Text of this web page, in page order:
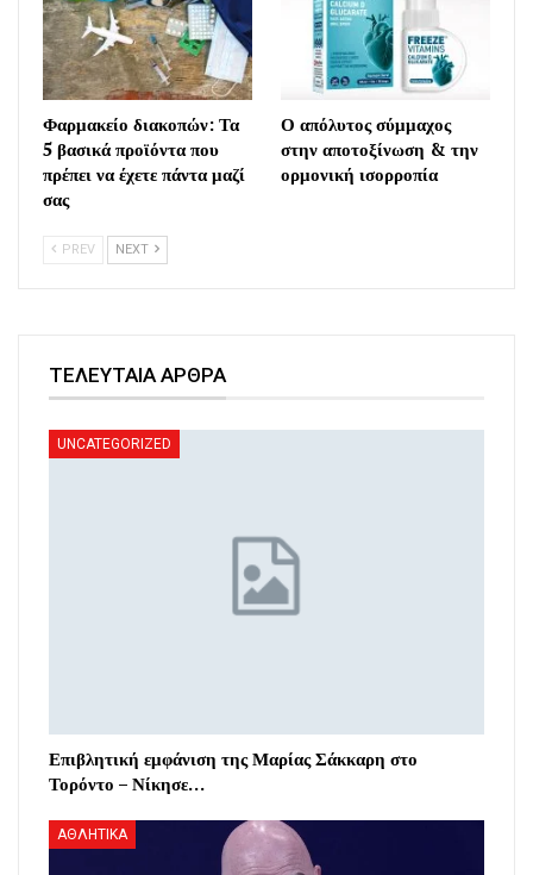
Φαρμακείο διακοπών: Τα
5 βασικά προϊόντα που
πρέπει να έχετε πάντα μαζί
σας
Ο απόλυτος σύμμαχος
στην αποτοξίνωση & την
ορμονική ισορροπία
PREV NEXT
ΤΕΛΕΥΤΑΙΑ ΑΡΘΡΑ
UNCATEGORIZED
Επιβλητική εμφάνιση της Μαρίας Σάκκαρη στο
Τορόντο – Νίκησε…
ΑΘΛΗΤΙΚΑ